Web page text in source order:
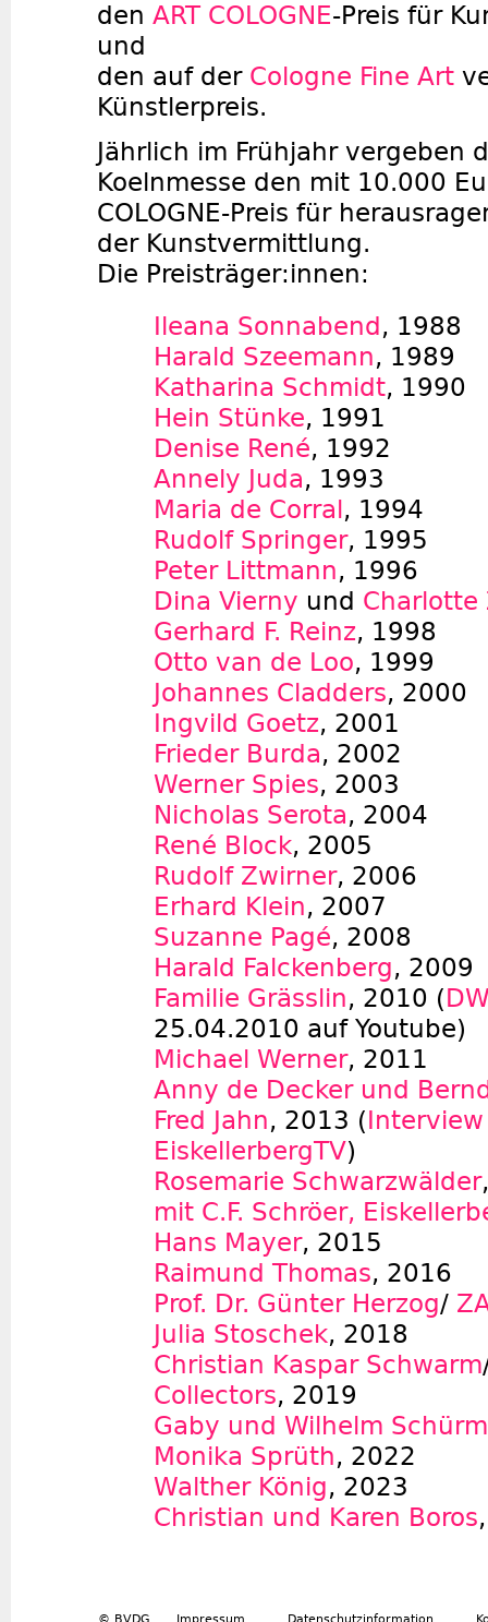
den ART COLOGNE-Preis für
und
den auf der Cologne Fine Art
Künstlerpreis.
Jährlich im Frühjahr vergeben
Koelnmesse den mit 10.000
COLOGNE-Preis für
der Kunstvermittlung.
Die Preisträger:innen:
Ileana Sonnabend, 1988
Harald Szeemann, 1989
Katharina Schmidt, 1990
Hein Stünke, 1991
Denise René, 1992
Annely Juda, 1993
Maria de Corral, 1994
Rudolf Springer, 1995
Peter Littmann, 1996
Dina Vierny und Charlotte
Gerhard F. Reinz, 1998
Otto van de Loo, 1999
Johannes Cladders, 2000
Ingvild Goetz, 2001
Frieder Burda, 2002
Werner Spies, 2003
Nicholas Serota, 2004
René Block, 2005
Rudolf Zwirner, 2006
Erhard Klein, 2007
Suzanne Pagé, 2008
Harald Falckenberg, 2009
Familie Grässlin, 2010 (
25.04.2010 auf Youtube)
Michael Werner, 2011
Anny de Decker und
Fred Jahn, 2013 (Interview
EiskellerbergTV)
Rosemarie Schwarzwälder
mit C.F. Schröer,
Hans Mayer, 2015
Raimund Thomas, 2016
Prof. Dr. Günter Herzog/
Julia Stoschek, 2018
Christian Kaspar Schwarm
Collectors, 2019
Gaby und Wilhelm
Monika Sprüth, 2022
Walther König, 2023
Christian und Karen Boros
© BVDG Impressum Datenschutzinformation